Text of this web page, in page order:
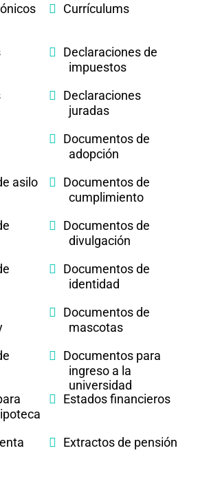
Currículums
Declaraciones de
impuestos
Declaraciones
juradas
Documentos de
adopción
asilo
Documentos de
cumplimiento
Documentos de
divulgación
Documentos de
identidad
Documentos de
mascotas
Documentos para
ingreso a la
universidad
Estados financieros
Extractos de pensión